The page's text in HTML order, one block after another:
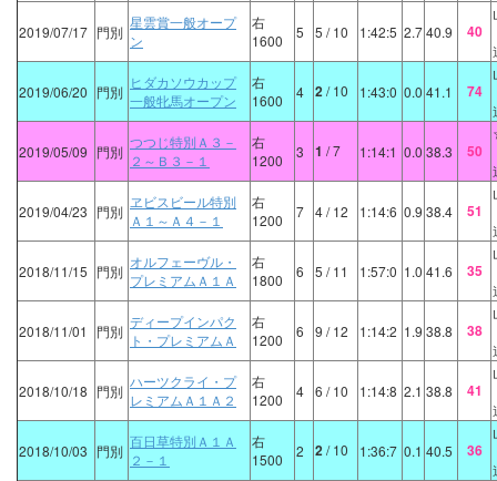
2019/07/17 門別
星雲賞一般オープ
ン
右
1600
5 5 / 10 1:42:5 2.740.9 40
2019/06/20 門別
ヒダカソウカップ
一般牝馬オープン
右
1600
4 2/ 10 1:43:0 0.0 41.1 74
2019/05/09 門別
つつじ特別Ａ３－
２～Ｂ３－１
右
1200
3 1 / 7 1:14:1 0.0 38.3 50
2019/04/23 門別
ヱビスビール特別
Ａ１～Ａ４－１
右
1200
7 4/ 12 1:14:6 0.9 38.4 51
2018/11/15 門別
オルフェーヴル・
プレミアムＡ１Ａ
右
1800
6 5 / 11 1:57:0 1.0 41.6 35
2018/11/01 門別
ディープインパク
ト・プレミアムＡ
右
1200
6 9 / 12 1:14:2 1.9 38.8 38
2018/10/18 門別
ハーツクライ・プ
レミアムＡ１Ａ２
右
1200
4 6 / 10 1:14:8 2.1 38.8 41
2018/10/03 門別
百日草特別Ａ１Ａ
２－１
右
1500
2 2/ 10 1:36:7 0.1 40.5 36